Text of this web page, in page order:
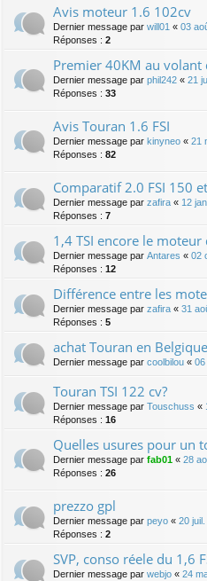
Avis moteur 1.6 102cv
Dernier message par will01 « 03
Réponses : 2
Premier 40KM au volant
Dernier message par phil242 « 21
Réponses : 33
Avis Touran 1.6 FSI
Dernier message par kinyneo « 21
Réponses : 82
Comparatif 2.0 FSI 150
Dernier message par zafira « 12
Réponses : 7
1,4 TSI encore le
Dernier message par Antares « 02
Réponses : 12
Différence entre les
Dernier message par zafira « 31
Réponses : 5
achat Touran en Belgique
Dernier message par coolbilou « 06
Touran TSI 122 cv?
Dernier message par Touschuss «
Réponses : 16
Quelles usures pour un
Dernier message par fab01 « 28
Réponses : 26
prezzo gpl
Dernier message par peyo « 20
Réponses : 2
SVP, conso réele du 1,6
Dernier message par webjo « 24